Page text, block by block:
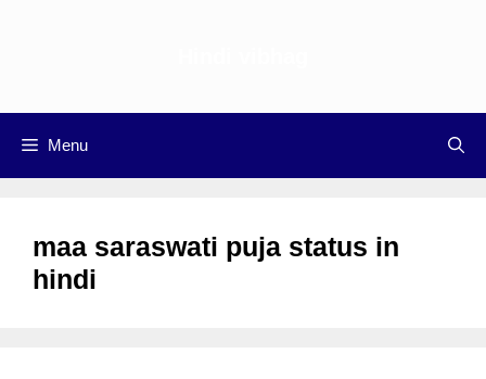
Menu
maa saraswati puja status in
hindi